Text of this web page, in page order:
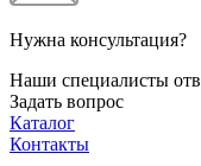
Нужна консультация?
Наши специалисты
Задать вопрос
Каталог
Контакты